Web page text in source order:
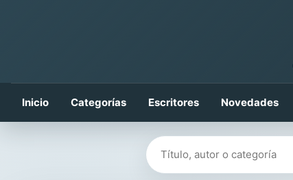
Inicio Categorías Escritores Novedades
Buscar libros